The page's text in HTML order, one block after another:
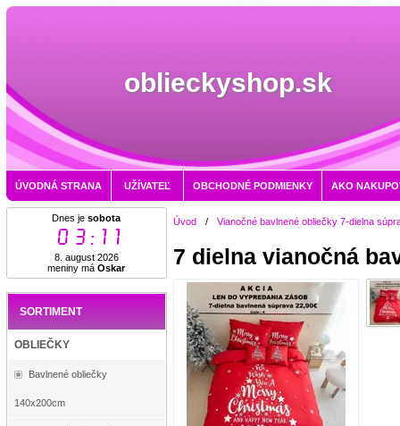
oblieckyshop.sk
ÚVODNÁ STRANA UŽÍVATEĽ OBCHODNÉ PODMIENKY AKO
Dnes jesobota
03:11
8. august 2026
meniny máOskar
SORTIMENT
OBLIEČKY
Bavlnené obliečky
140x200cm
Úvod / Vianočné bavlnené obliečky 7-dielna
7 dielna vianočná